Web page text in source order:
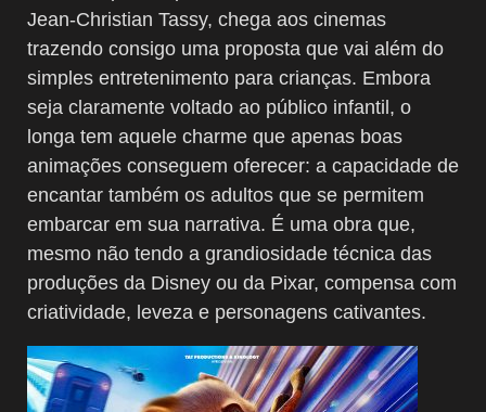
Jean-Christian Tassy, chega aos cinemas
trazendo consigo uma proposta que vai além do
simples entretenimento para crianças. Embora
seja claramente voltado ao público infantil, o
longa tem aquele charme que apenas boas
animações conseguem oferecer: a capacidade de
encantar também os adultos que se permitem
embarcar em sua narrativa. É uma obra que,
mesmo não tendo a grandiosidade técnica das
produções da Disney ou da Pixar, compensa com
criatividade, leveza e personagens cativantes.